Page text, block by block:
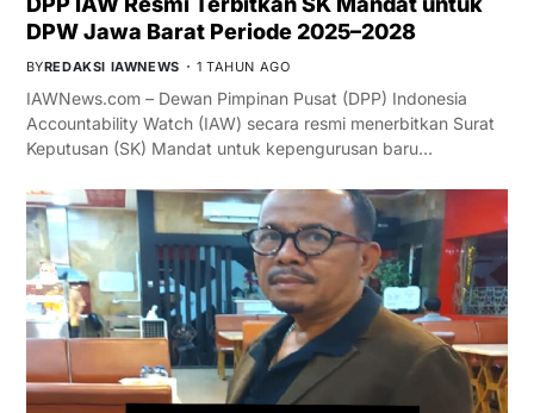
DPW Jawa Barat Periode 2025–2028
BYREDAKSI IAWNEWS 1 TAHUN AGO
IAWNews.com – Dewan Pimpinan Pusat (DPP) Indonesia
Accountability Watch (IAW) secara resmi menerbitkan Surat
Keputusan (SK) Mandat untuk kepengurusan baru…